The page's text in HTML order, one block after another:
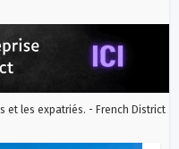
et les expatriés. - French District